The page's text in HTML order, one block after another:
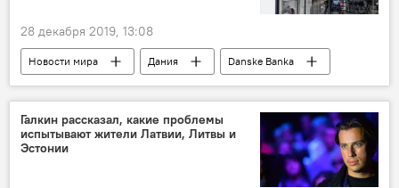
28 декабря 2019, 13:08
Новости мира Дания
Danske Banka
суд
отмывание денег
Галкин рассказал, какие проблемы
испытывают жители Латвии, Литвы и
Эстонии